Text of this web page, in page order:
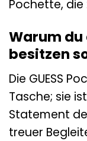
Pochette, die
Warum du
besitzen
Die GUESS
Tasche; sie
Statement
treuer